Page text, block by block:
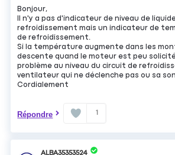
Bonjour,
Il n'y a pas d'indicateur de niveau de
refroidissement mais un indicateur de
de refroidissement.
Si la température augmente dans les
descente quand le moteur est peu
problème au niveau du circuit de
ventilateur qui ne déclenche pas ou sa
Cordialement
Répondre 1
ALBA35353524